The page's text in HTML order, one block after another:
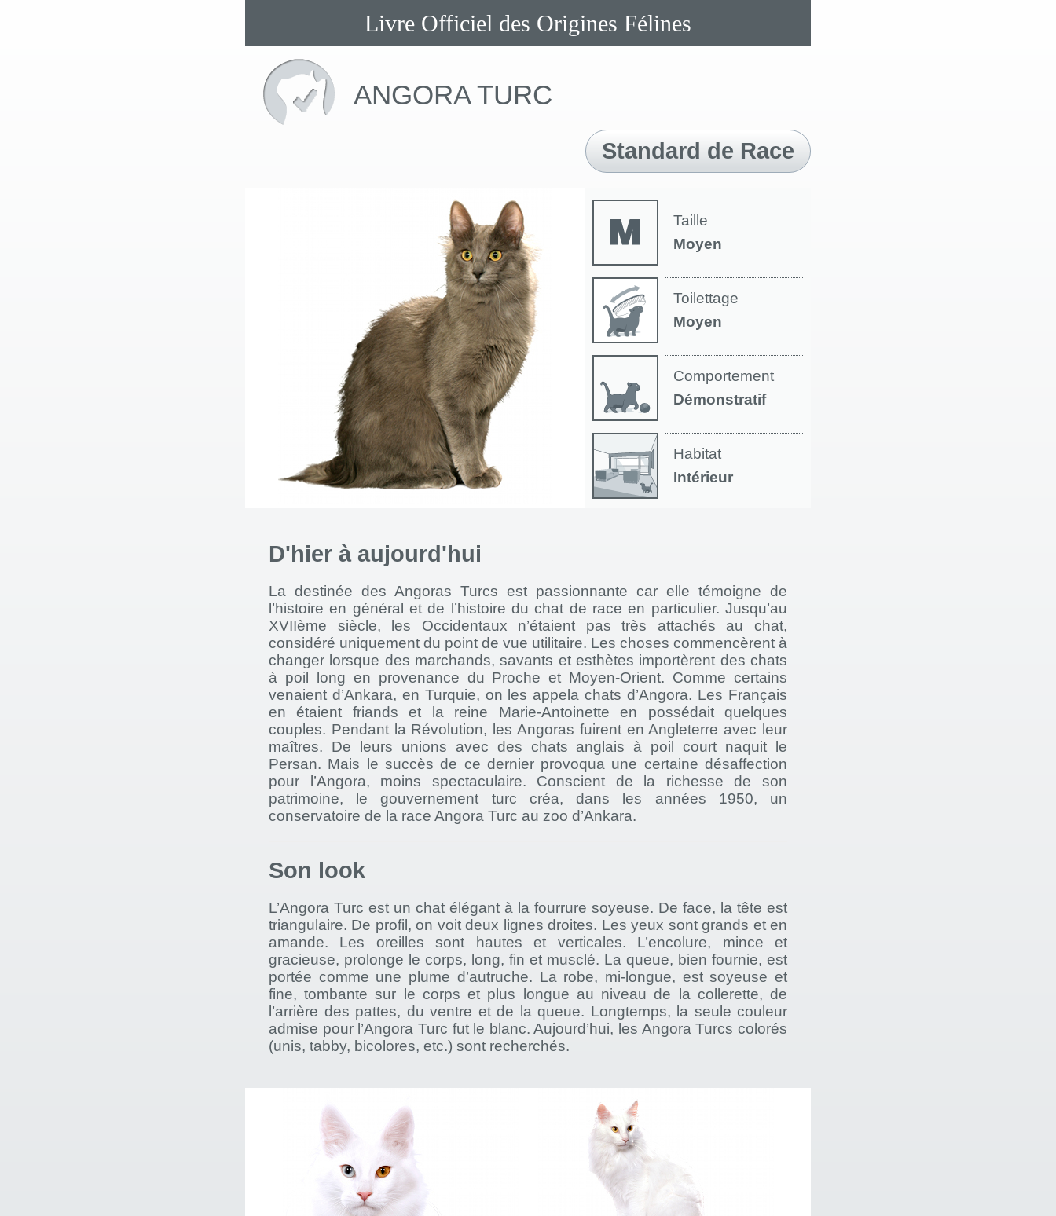
Livre Officiel des Origines Félines
ANGORA TURC
Standard de Race
Taille
Moyen
Toilettage
Moyen
Comportement
Démonstratif
Habitat
Intérieur
D'hier à aujourd'hui
La destinée des Angoras Turcs est passionnante car elle témoigne de
l’histoire en général et de l’histoire du chat de race en particulier. Jusqu’au
XVIIème siècle, les Occidentaux n’étaient pas très attachés au chat,
considéré uniquement du point de vue utilitaire. Les choses commencèrent à
changer lorsque des marchands, savants et esthètes importèrent des chats
à poil long en provenance du Proche et Moyen-Orient. Comme certains
venaient d’Ankara, en Turquie, on les appela chats d’Angora. Les Français
en étaient friands et la reine Marie-Antoinette en possédait quelques
couples. Pendant la Révolution, les Angoras fuirent en Angleterre avec leur
maîtres. De leurs unions avec des chats anglais à poil court naquit le
Persan. Mais le succès de ce dernier provoqua une certaine désaffection
pour l’Angora, moins spectaculaire. Conscient de la richesse de son
patrimoine, le gouvernement turc créa, dans les années 1950, un
conservatoire de la race Angora Turc au zoo d’Ankara.
Son look
L’Angora Turc est un chat élégant à la fourrure soyeuse. De face, la tête est
triangulaire. De profil, on voit deux lignes droites. Les yeux sont grands et en
amande. Les oreilles sont hautes et verticales. L’encolure, mince et
gracieuse, prolonge le corps, long, fin et musclé. La queue, bien fournie, est
portée comme une plume d’autruche. La robe, mi-longue, est soyeuse et
fine, tombante sur le corps et plus longue au niveau de la collerette, de
l’arrière des pattes, du ventre et de la queue. Longtemps, la seule couleur
admise pour l’Angora Turc fut le blanc. Aujourd’hui, les Angora Turcs colorés
(unis, tabby, bicolores, etc.) sont recherchés.